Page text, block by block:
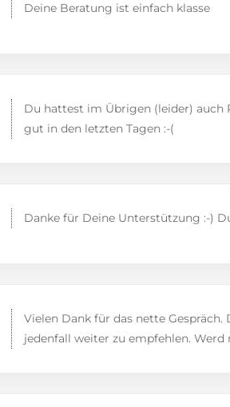
Deine Beratung ist einfach klasse
Du hattest im Übrigen (leider) auch
gut in den letzten Tagen :-(
Danke für Deine Unterstützung :-)
Vielen Dank für das nette
jedenfall weiter zu empfehlen.